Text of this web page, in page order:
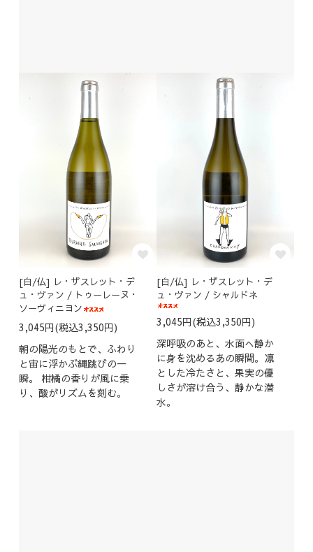
[白/仏] レ・ザスレット・デ
ュ・ヴァン / トゥーレーヌ・
ソーヴィニヨン
3,045円(税込3,350円)
朝の陽光のもとで、ふわり
と宙に浮かぶ縄跳びの一
瞬。 柑橘の香りが風に乗
り、酸がリズムを刻む。
[白/仏] レ・ザスレット・デ
ュ・ヴァン / シャルドネ
3,045円(税込3,350円)
深呼吸のあと、水面へ静か
に身を沈めるあの瞬間。凛
とした冷たさと、果実の優
しさが溶け合う、静かな潜
水。